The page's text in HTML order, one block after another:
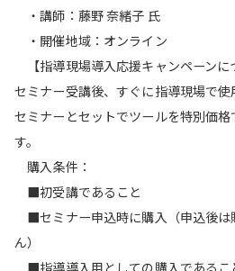
・講師：藤野 奈緒子 氏
・開催地域：オンライン
【指導現場導入応援キャンペーンに
セミナー受講後、すぐに指導現場で使
セミナーとセットでツールを特別価格
す。
購入
■初受講であること
■セミナー申込時に購入（申込後は
ん
■指導導入用としての購入